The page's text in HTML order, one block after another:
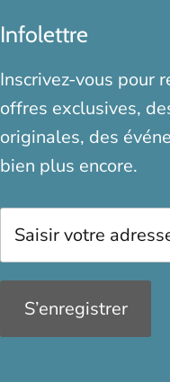
Infolettre
Inscrivez-vous pour
offres exclusives,
originales, des
bien plus encore.
S’enregistrer